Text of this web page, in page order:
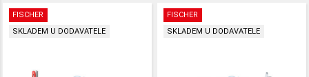
FISCHER
SKLADEM U DODAVATELE
FISCHER
SKLADEM U DODAVATELE